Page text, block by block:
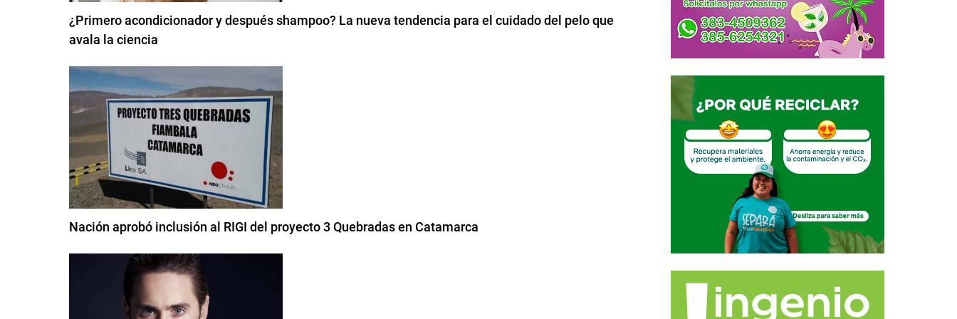
¿Primero acondicionador y después shampoo? La nueva tendencia para el cuidado del pelo que
avala la ciencia
Nación aprobó inclusión al RIGI del proyecto 3 Quebradas en Catamarca